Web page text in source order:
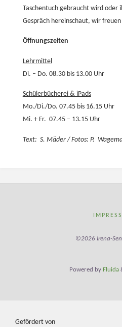
Taschentuch gebraucht wird oder
Gespräch hereinschaut, wir
Öffnungszeiten
Lehrmittel
Di. – Do. 08.30 bis 13.00 Uhr
Schülerbücherei & iPads
Mo./Di./Do. 07.45 bis 16.15 Uhr
Mi. + Fr. 07.45 – 13.15 Uhr
Text: S. Mäder / Fotos: P.
©2026 Irena-
Powered by Fluida
Gefördert von